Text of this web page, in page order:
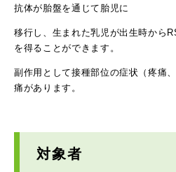
抗体が胎盤を通じて胎児に
移行し、生まれた乳児が出生時から
を得ることができます。
副作用として接種部位の症状（疼痛
痛があります。
対象者